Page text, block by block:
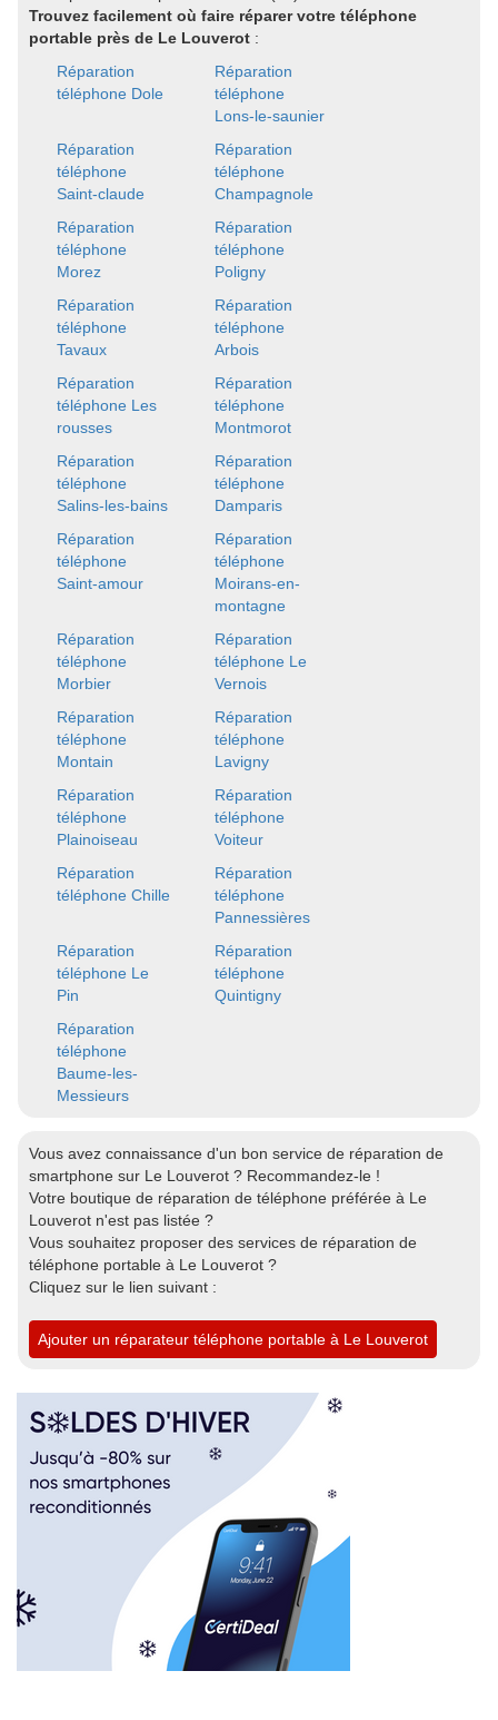
Trouvez facilement où faire réparer votre téléphone
portable près de Le Louverot :
Réparation
téléphone Dole
Réparation
téléphone
Lons-le-saunier
Réparation
téléphone
Saint-claude
Réparation
téléphone
Champagnole
Réparation
téléphone
Morez
Réparation
téléphone
Poligny
Réparation
téléphone
Tavaux
Réparation
téléphone
Arbois
Réparation
téléphone Les
rousses
Réparation
téléphone
Montmorot
Réparation
téléphone
Salins-les-bains
Réparation
téléphone
Damparis
Réparation
téléphone
Saint-amour
Réparation
téléphone
Moirans-en-
montagne
Réparation
téléphone
Morbier
Réparation
téléphone Le
Vernois
Réparation
téléphone
Montain
Réparation
téléphone
Lavigny
Réparation
téléphone
Plainoiseau
Réparation
téléphone
Voiteur
Réparation
téléphone Chille
Réparation
téléphone
Pannessières
Réparation
téléphone Le
Pin
Réparation
téléphone
Quintigny
Réparation
téléphone
Baume-les-
Messieurs
Vous avez connaissance d'un bon service de réparation de
smartphone sur Le Louverot ? Recommandez-le !
Votre boutique de réparation de téléphone préférée à Le
Louverot n'est pas listée ?
Vous souhaitez proposer des services de réparation de
téléphone portable à Le Louverot ?
Cliquez sur le lien suivant :
Ajouter un réparateur téléphone portable à Le Louverot